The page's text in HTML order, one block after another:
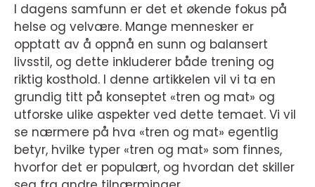
I dagens samfunn er det et økende fokus på
helse og velvære. Mange mennesker er
opptatt av å oppnå en sunn og balansert
livsstil, og dette inkluderer både trening og
riktig kosthold. I denne artikkelen vil vi ta en
grundig titt på konseptet «tren og mat» og
utforske ulike aspekter ved dette temaet. Vi vil
se nærmere på hva «tren og mat» egentlig
betyr, hvilke typer «tren og mat» som finnes,
hvorfor det er populært, og hvordan det skiller